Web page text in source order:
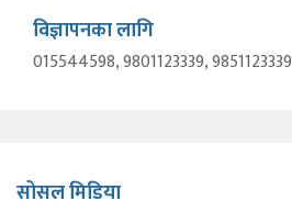
विज्ञापनका लागि
015544598, 9801123339, 9851123339
सोसल मिडिया